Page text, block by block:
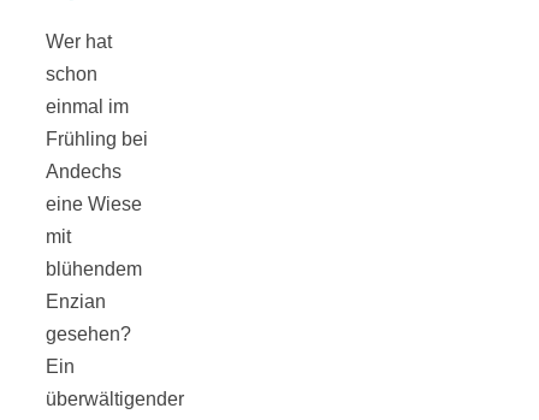
Wer hat
schon
einmal im
Frühling bei
Andechs
eine Wiese
mit
blühendem
Enzian
gesehen?
Ein
überwältigender